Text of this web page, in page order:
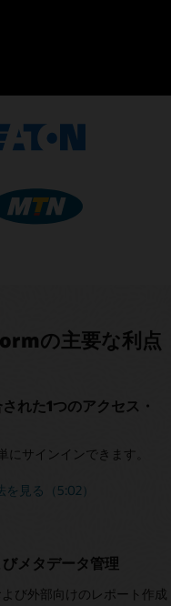
他社ではなく、Oracle
の主要な利点
れた1つのアクセス・
サインインできます。
見る（5:02）
メタデータ管理
び外部向けのレポート作成